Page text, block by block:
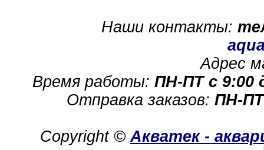
Наши контакты:
Адрес
Время работы: ПН-ПТ с 9:00
Отправка заказов: ПН-ПТ
Copyright ©Акватек -